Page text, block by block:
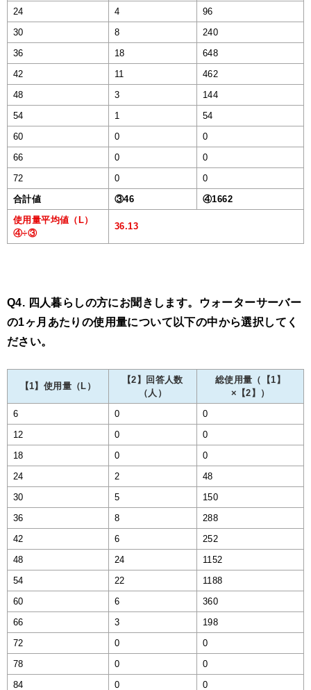
24
4
96
30
8
240
36
18
648
42
11
462
48
3
144
54
1
54
60
0
0
66
0
0
72
0
0
合計値
③46
④1662
使用量平均値（L）
④÷③
36.13
Q4. 四人暮らしの方にお聞きします。ウォーターサーバー
の1ヶ月あたりの使用量について以下の中から選択してく
ださい。
【1】使用量（L）
【2】回答人数
（人）
総使用量（【1】
×【2】）
6
0
0
12
0
0
18
0
0
24
2
48
30
5
150
36
8
288
42
6
252
48
24
1152
54
22
1188
60
6
360
66
3
198
72
0
0
78
0
0
84
0 0